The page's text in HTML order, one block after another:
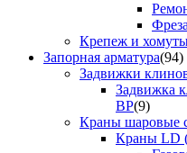
Крепеж и
Запорная арматура(94)
Задвижки
Задвижка
ВР(9)
Краны шаровые
Краны LD